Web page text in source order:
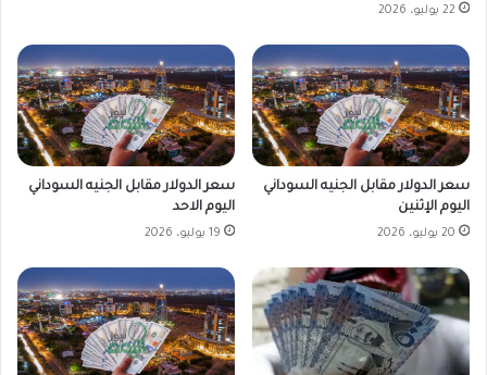
22 يوليو، 2026
سعر الدولار مقابل الجنيه السوداني
اليوم الإثنين
20 يوليو، 2026
سعر الدولار مقابل الجنيه السوداني
اليوم الاحد
19 يوليو، 2026